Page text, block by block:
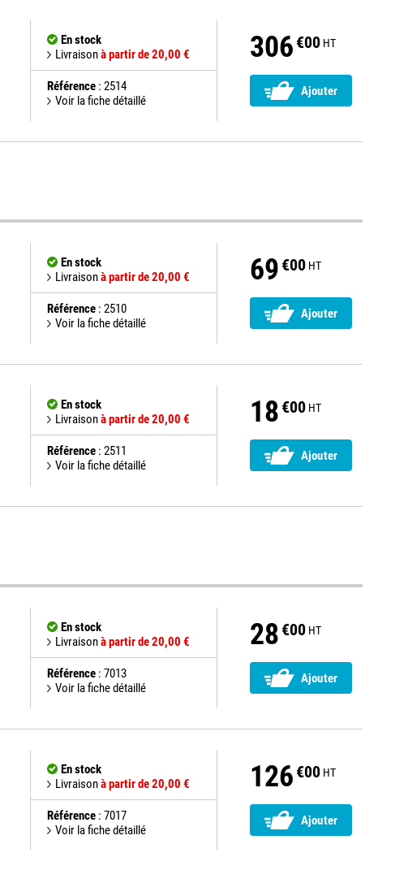
En stock
Livraisonà partir de 20,00 €
Référence : 2514
Voir la fiche détaillé
306 €00 HT
Ajouter
En stock
Livraisonà partir de 20,00 €
Référence : 2510
Voir la fiche détaillé
69 €00 HT
Ajouter
En stock
Livraisonà partir de 20,00 €
Référence : 2511
Voir la fiche détaillé
18 €00 HT
Ajouter
En stock
Livraisonà partir de 20,00 €
Référence : 7013
Voir la fiche détaillé
28 €00 HT
Ajouter
En stock
Livraisonà partir de 20,00 €
Référence : 7017
Voir la fiche détaillé
126 €00 HT
Ajouter